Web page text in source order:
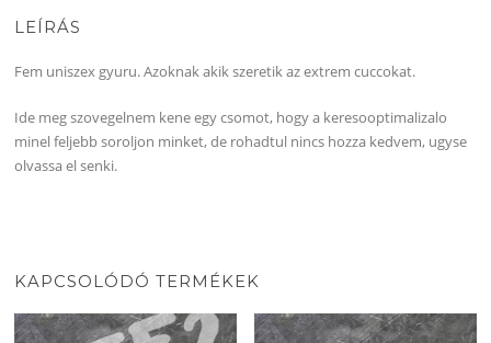
LEÍRÁS
Fem uniszex gyuru. Azoknak akik szeretik az extrem cuccokat.
Ide meg szovegelnem kene egy csomot, hogy a keresooptimalizalo
minel feljebb soroljon minket, de rohadtul nincs hozza kedvem, ugyse
olvassa el senki.
KAPCSOLÓDÓ TERMÉKEK